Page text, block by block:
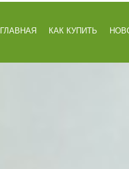
ГЛАВНАЯ КАК КУПИТЬ